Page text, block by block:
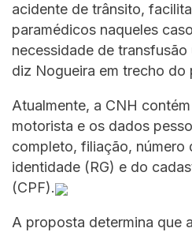
acidente de trânsito,
paramédicos naqueles
necessidade de transfusão
diz Nogueira em trecho do
Atualmente, a CNH
motorista e os dados
completo, filiação, número
identidade (RG) e do
(CPF).
A proposta determina que